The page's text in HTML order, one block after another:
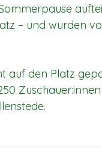
– und wurden
auf den Platz